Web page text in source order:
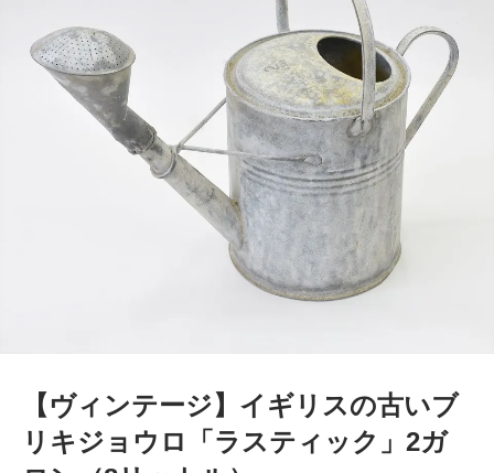
【ヴィンテージ】イギリスの古いブ
リキジョウロ「ラスティック」2ガ